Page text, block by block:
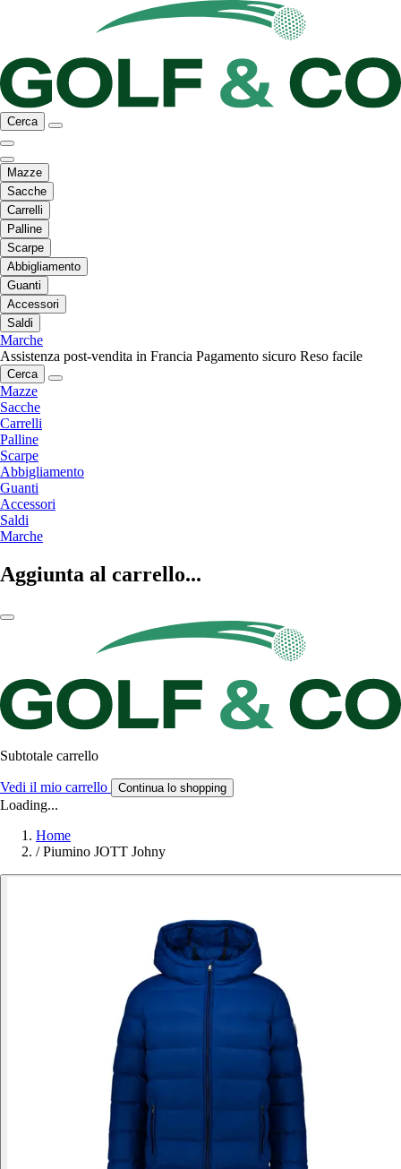
Cerca
Mazze
Sacche
Carrelli
Palline
Scarpe
Abbigliamento
Guanti
Accessori
Saldi
Marche
Assistenza post-vendita in Francia Pagamento sicuro Reso facile
Cerca
Mazze
Sacche
Carrelli
Palline
Scarpe
Abbigliamento
Guanti
Accessori
Saldi
Marche
Aggiunta al carrello...
Subtotale carrello
Vedi il mio carrello Continua lo shopping
Loading...
Home
/ Piumino JOTT Johny